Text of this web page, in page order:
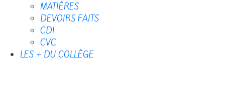
MATIÈRES
DEVOIRS FAITS
CDI
CVC
LES + DU COLLÈGE